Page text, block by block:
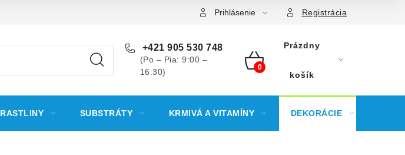
Prihlásenie Registrácia
+421 905 530 748
(Po – Pia: 9:00 –
16:30)
NÁKUPNÝ
Prázdny
košík
RASTLINY SUBSTRÁTY KRMIVÁ A VITAMÍNY DEKORÁCIE